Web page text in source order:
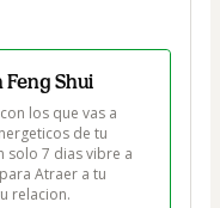
Shui
los que vas a
de tu
solo 7 dias vibre a
Atraer a tu
relacion.